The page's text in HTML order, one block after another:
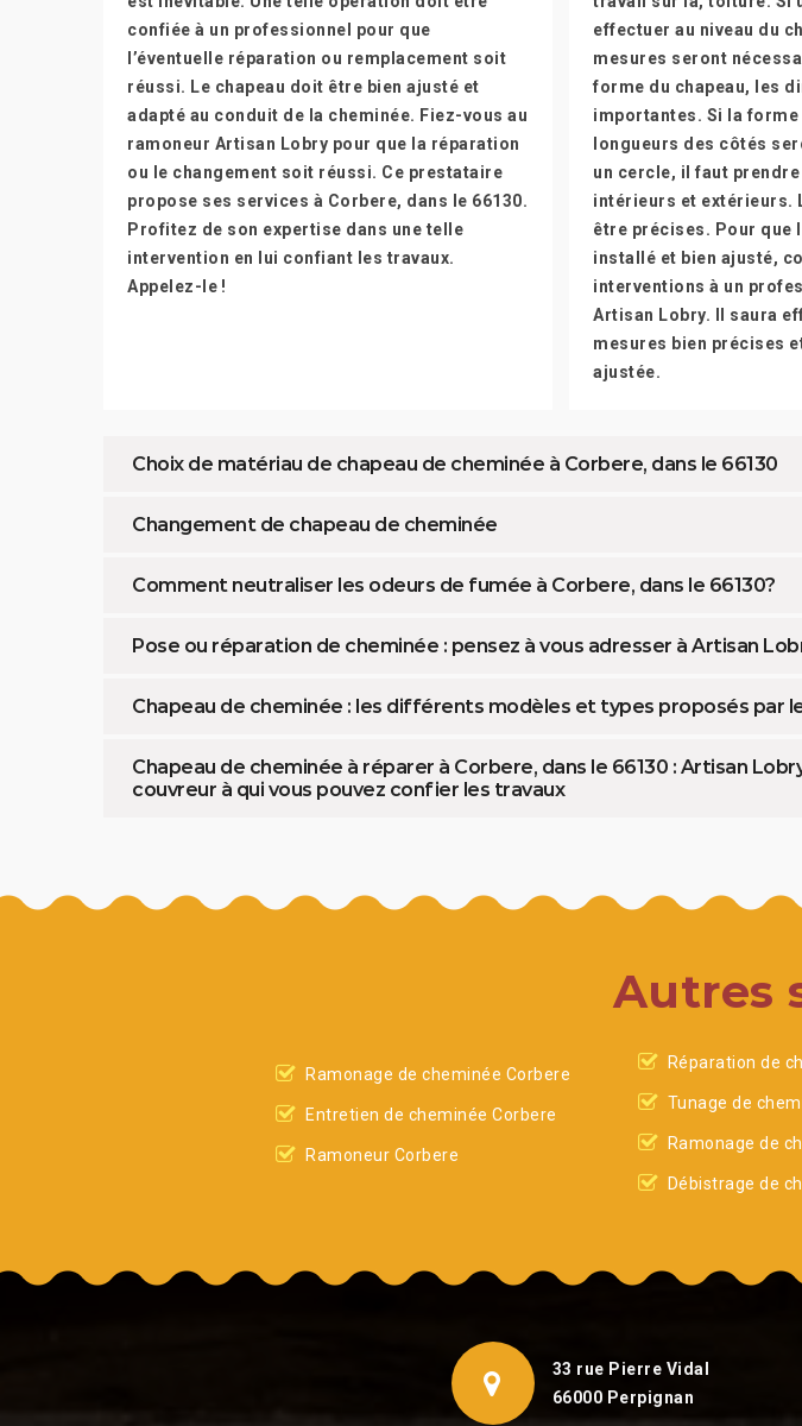
confiée à un professionnel pour que
l’éventuelle réparation ou remplacement soit
réussi. Le chapeau doit être bien ajusté et
adapté au conduit de la cheminée. Fiez-vous au
ramoneur Artisan Lobry pour que la réparation
ou le changement soit réussi. Ce prestataire
propose ses services à Corbere, dans le 66130.
Profitez de son expertise dans une telle
intervention en lui confiant les travaux.
Appelez-le !
effectuer au niveau du
mesures seront
forme du chapeau, les
importantes. Si la
longueurs des côtés
un cercle, il faut
intérieurs et extérieurs.
être précises. Pour que
installé et bien ajusté,
interventions à un
Artisan Lobry. Il saura
mesures bien précises
ajustée.
Choix de matériau de chapeau de cheminée à Corbere, dans le 66130
Changement de chapeau de cheminée
Comment neutraliser les odeurs de fumée à Corbere, dans le 66130?
Pose ou réparation de cheminée : pensez à vous adresser à Artisan
Chapeau de cheminée : les différents modèles et types proposés par
Chapeau de cheminée à réparer à Corbere, dans le 66130 : Artisan
couvreur à qui vous pouvez confier les travaux
Autres
Ramonage de cheminée Corbere
Entretien de cheminée Corbere
Ramoneur Corbere
Réparation de
Tunage de
Ramonage de
Débistrage de
33 rue Pierre Vidal
66000 Perpignan